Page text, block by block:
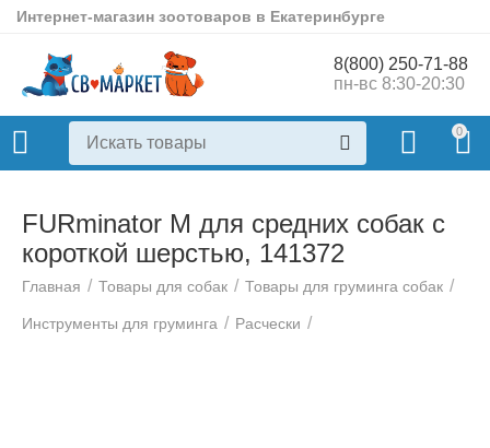
Интернет-магазин зоотоваров в Екатеринбурге
8(800) 250-71-88
пн-вс 8:30-20:30
0
FURminator M для средних собак с
короткой шерстью, 141372
Главная / Товары для собак / Товары для груминга собак /
Инструменты для груминга / Расчески /